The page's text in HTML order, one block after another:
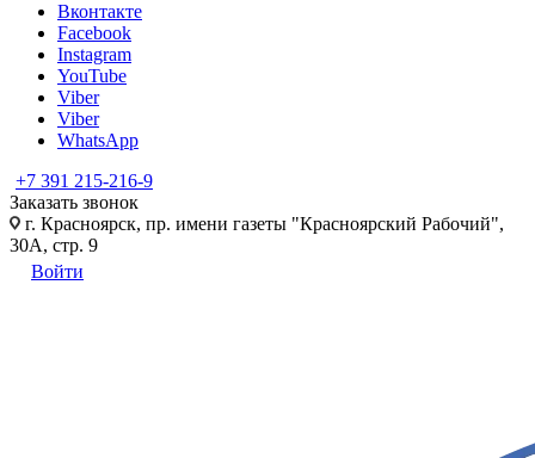
Вконтакте
Facebook
Instagram
YouTube
Viber
Viber
WhatsApp
+7 391 215-216-9
Заказать звонок
г. Красноярск, пр. имени газеты "Красноярский Рабочий",
30А, стр. 9
Войти